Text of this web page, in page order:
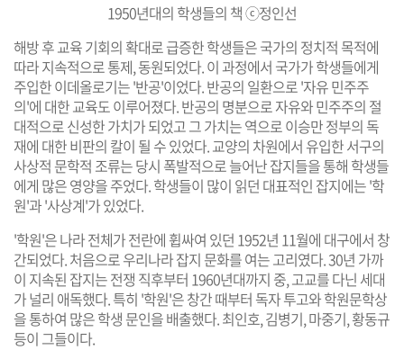
1950년대의 학생들의 책ⓒ정인선
해방 후 교육 기회의 확대로 급증한 학생들은 국가의 정치적 목적에
따라 지속적으로 통제, 동원되었다. 이 과정에서 국가가 학생들에게
주입한 이데올로기는 '반공'이었다. 반공의 일환으로 '자유 민주주
의'에 대한 교육도 이루어졌다. 반공의 명분으로 자유와 민주주의 절
대적으로 신성한 가치가 되었고 그 가치는 역으로 이승만 정부의 독
재에 대한 비판의 칼이 될 수 있었다. 교양의 차원에서 유입한 서구의
사상적 문학적 조류는 당시 폭발적으로 늘어난 잡지들을 통해 학생들
에게 많은 영양을 주었다. 학생들이 많이 읽던 대표적인 잡지에는 '학
원'과 '사상계'가 있었다.
'학원'은 나라 전체가 전란에 휩싸여 있던 1952년 11월에 대구에서 창
간되었다. 처음으로 우리나라 잡지 문화를 여는 고리였다. 30년 가까
이 지속된 잡지는 전쟁 직후부터 1960년대까지 중, 고교를 다닌 세대
가 널리 애독했다. 특히 '학원'은 창간 때부터 독자 투고와 학원문학상
을 통하여 많은 학생 문인을 배출했다. 최인호, 김병기, 마중기, 황동규
등이 그들이다.